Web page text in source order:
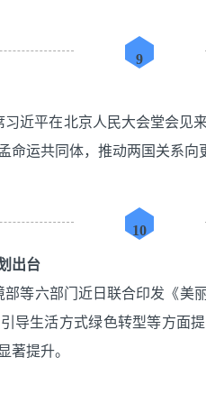
9
习近平在北京人民大会堂会见
命运共同体，推动两国关系向
10
出台
部等六部门近日联合印发《美
导生活方式绿色转型等方面
著提升。